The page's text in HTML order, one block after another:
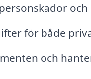
för både
och